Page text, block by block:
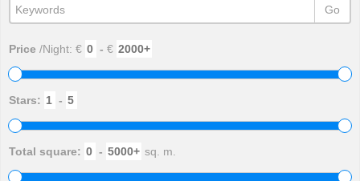
Go
Price /Night: € - €
Stars: -
Total square: - sq. m.